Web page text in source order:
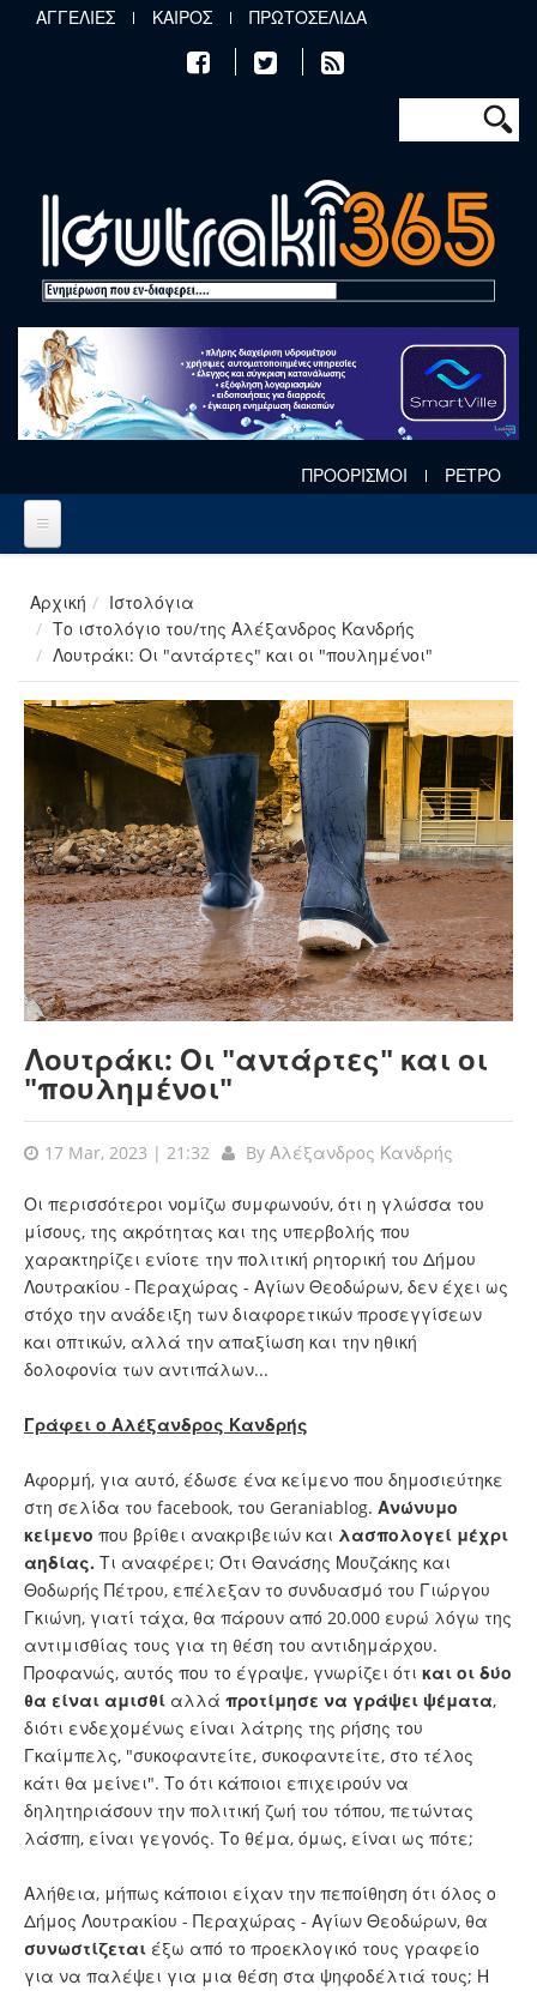
Παράκαμψη προς το κυρίως περιεχόμενο
ΑΓΓΕΛΙΕΣ ΚΑΙΡΟΣ ΠΡΩΤΟΣΕΛΙΔΑ
Φόρμα
Αναζήτηση
ΠΡΟΟΡΙΣΜΟΙ ΡΕΤΡΟ
Αρχική
Ιστολόγια
Το ιστολόγιο του/της Αλέξανδρος Κανδρής
Λουτράκι: Οι "αντάρτες" και οι "πουλημένοι"
Λουτράκι: Οι "αντάρτες" και οι
"πουλημένοι"
17 Mar, 2023 | 21:32 By Αλέξανδρος Κανδρής
Οι περισσότεροι νομίζω συμφωνούν, ότι η γλώσσα του
μίσους, της ακρότητας και της υπερβολής που
χαρακτηρίζει ενίοτε την πολιτική ρητορική του Δήμου
Λουτρακίου - Περαχώρας - Αγίων Θεοδώρων, δεν έχει ως
στόχο την ανάδειξη των διαφορετικών προσεγγίσεων
και οπτικών, αλλά την απαξίωση και την ηθική
δολοφονία των αντιπάλων...
Γράφει ο Αλέξανδρος Κανδρής
Αφορμή, για αυτό, έδωσε ένα κείμενο που δημοσιεύτηκε
στη σελίδα του facebook, του Geraniablog. Ανώνυμο
κείμενο που βρίθει ανακριβειών και λασπολογεί μέχρι
αηδίας. Τι αναφέρει; Ότι Θανάσης Μουζάκης και
Θοδωρής Πέτρου, επέλεξαν το συνδυασμό του Γιώργου
Γκιώνη, γιατί τάχα, θα πάρουν από 20.000 ευρώ λόγω της
αντιμισθίας τους για τη θέση του αντιδημάρχου.
Προφανώς, αυτός που το έγραψε, γνωρίζει ότι και οι δύο
θα είναι αμισθί αλλά προτίμησε να γράψει ψέματα,
διότι ενδεχομένως είναι λάτρης της ρήσης του
Γκαίμπελς, "συκοφαντείτε, συκοφαντείτε, στο τέλος
κάτι θα μείνει". Το ότι κάποιοι επιχειρούν να
δηλητηριάσουν την πολιτική ζωή του τόπου, πετώντας
λάσπη, είναι γεγονός. Το θέμα, όμως, είναι ως πότε;
Αλήθεια, μήπως κάποιοι είχαν την πεποίθηση ότι όλος ο
Δήμος Λουτρακίου - Περαχώρας - Αγίων Θεοδώρων, θα
συνωστίζεται έξω από το προεκλογικό τους γραφείο
για να παλέψει για μια θέση στα ψηφοδέλτιά τους; Η